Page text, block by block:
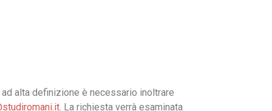
alta definizione è necessario inoltrare
. La richiesta verrà esaminata